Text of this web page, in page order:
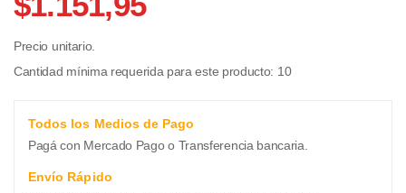
Precio unitario.
Cantidad mínima requerida para este producto: 10
Todos los Medios de Pago
Pagá con Mercado Pago o Transferencia bancaria.
Envío Rápido